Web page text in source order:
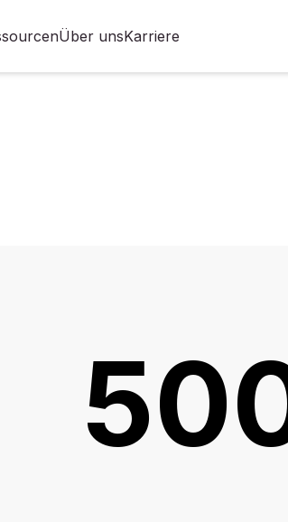
Über unsKarriere